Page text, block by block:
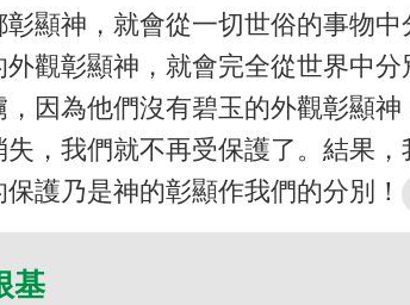
顯神，就會從一切世俗的事物
觀彰顯神，就會完全從世界中
因為他們沒有碧玉的外觀彰顯
，我們就不再受保護了。結果
護乃是神的彰顯作我們的分別！
基